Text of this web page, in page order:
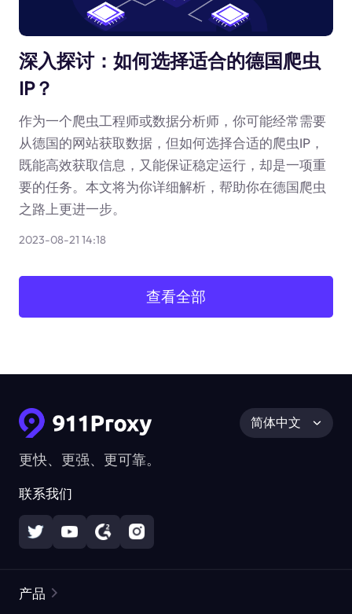
深入探讨：如何选择适合的德国爬虫
IP？
作为一个爬虫工程师或数据分析师，你可能经常需要
从德国的网站获取数据，但如何选择合适的爬虫IP，
既能高效获取信息，又能保证稳定运行，却是一项重
要的任务。本文将为你详细解析，帮助你在德国爬虫
之路上更进一步。
2023-08-21 14:18
查看全部
更快、更强、更可靠。
联系我们
简体中文
产品